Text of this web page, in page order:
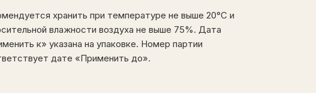
хранить при температуре не выше 20°С и
влажности воздуха не выше 75%. Дата
к» указана на упаковке. Номер партии
дате «Применить до».